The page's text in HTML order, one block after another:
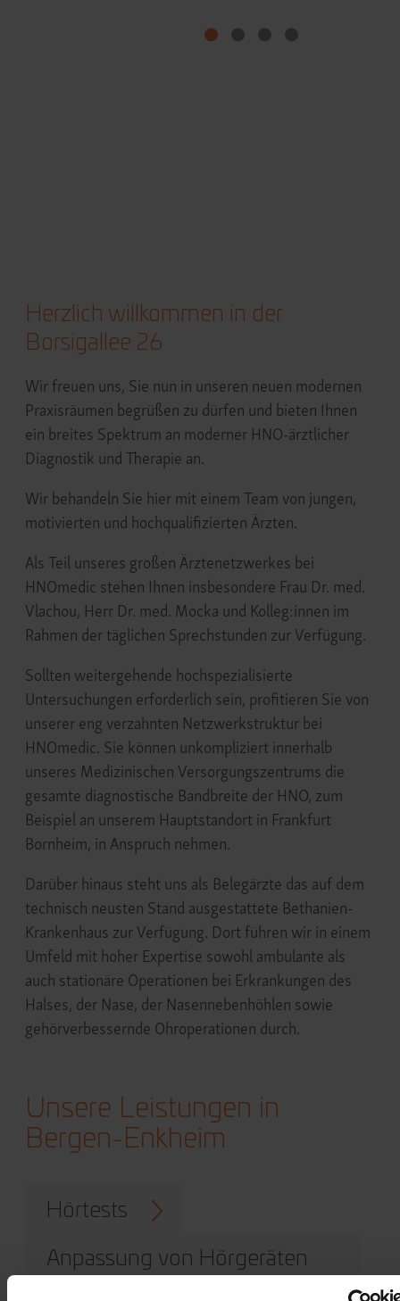
Herzlich willkommen in der
Borsigallee 26
Wir freuen uns, Sie nun in unseren neuen modernen
Praxisräumen begrüßen zu dürfen und bieten Ihnen
ein breites Spektrum an moderner HNO-ärztlicher
Diagnostik und Therapie an.
Wir behandeln Sie hier mit einem Team von jungen,
motivierten und hochqualifizierten Ärzten.
Als Teil unseres großen Ärztenetzwerkes bei
HNOmedic stehen Ihnen ins­besondere Frau Dr. med.
Vlachou, Herr Dr. med. Mocka und Kolleg:innen im
Rahmen der täglichen Sprech­stunden zur Verfügung.
Sollten weitergehende hochspezialisierte
Untersuchungen erforderlich sein, profitieren Sie von
unserer eng verzahnten Netzwerkstruktur bei
HNOmedic. Sie können unkompliziert innerhalb
unseres Medizinischen Versorgungszentrums die
gesamte diagnostische Bandbreite der HNO, zum
Beispiel an unserem Hauptstandort in Frankfurt
Bornheim, in Anspruch nehmen.
Darüber hinaus steht uns als Belegärzte das auf dem
technisch neusten Stand ausgestattete Bethanien-
Krankenhaus zur Verfügung. Dort führen wir in einem
Umfeld mit hoher Expertise sowohl ambulante als
auch stationäre Operationen bei Erkrankungen des
Halses, der Nase, der Nasennebenhöhlen sowie
gehörverbessernde Ohropera­tionen durch.
Unsere Leistungen in
Bergen-Enkheim
Hörtests
Anpassung von Hörgeräten